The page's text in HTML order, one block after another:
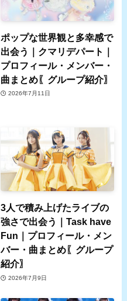
ポップな世界観と多幸感で
出会う｜クマリデパート｜
プロフィール・メンバー・
曲まとめ〖グループ紹介〗
2026年7月11日
3人で積み上げたライブの
強さで出会う｜Task have
Fun｜プロフィール・メン
バー・曲まとめ〖グループ
紹介〗
2026年7月9日